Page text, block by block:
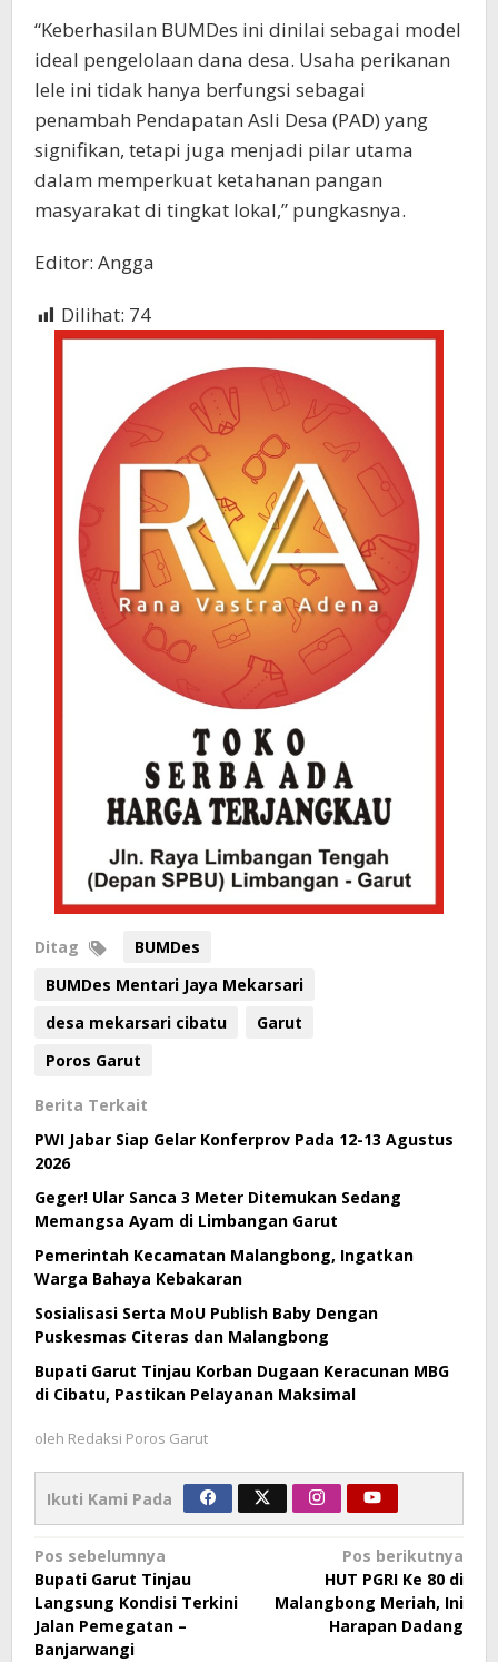
“Keberhasilan BUMDes ini dinilai sebagai model
ideal pengelolaan dana desa. Usaha perikanan
lele ini tidak hanya berfungsi sebagai
penambah Pendapatan Asli Desa (PAD) yang
signifikan, tetapi juga menjadi pilar utama
dalam memperkuat ketahanan pangan
masyarakat di tingkat lokal,” pungkasnya.
Editor: Angga
Dilihat: 74
Ditag
BUMDes
BUMDes Mentari Jaya Mekarsari
desa mekarsari cibatu
Garut
Poros Garut
Berita Terkait
PWI Jabar Siap Gelar Konferprov Pada 12-13 Agustus
2026
Geger! Ular Sanca 3 Meter Ditemukan Sedang
Memangsa Ayam di Limbangan Garut
Pemerintah Kecamatan Malangbong, Ingatkan
Warga Bahaya Kebakaran
Sosialisasi Serta MoU Publish Baby Dengan
Puskesmas Citeras dan Malangbong
Bupati Garut Tinjau Korban Dugaan Keracunan MBG
di Cibatu, Pastikan Pelayanan Maksimal
oleh Redaksi Poros Garut
Ikuti Kami Pada
Navigasi
pos
Pos sebelumnya
Bupati Garut Tinjau
Langsung Kondisi Terkini
Jalan Pemegatan –
Banjarwangi
Pos berikutnya
HUT PGRI Ke 80 di
Malangbong Meriah, Ini
Harapan Dadang